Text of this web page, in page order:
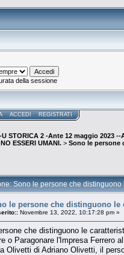
della sessione
ACCEDI REGISTRATI
U STORICA 2 -Ante 12 maggio 2023 --
ESSERI UMANI. > Sono le persone
Sono le persone che
le persone che distinguono
Novembre 13, 2022, 10:17:28 pm »
che distinguono le
o Paragonare l'Impresa Ferrero
Olivetti di Adriano Olivetti, il